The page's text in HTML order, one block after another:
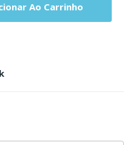
Ao Carrinho